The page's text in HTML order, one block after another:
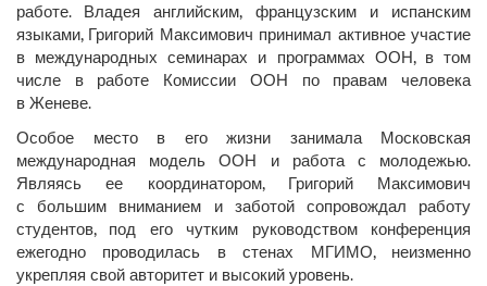
работе. Владея английским, французским и испанским
языками, Григорий Максимович принимал активное участие
в международных семинарах и программах ООН, в том
числе в работе Комиссии ООН по правам человека
в Женеве.
Особое место в его жизни занимала Московская
международная модель ООН и работа с молодежью.
Являясь ее координатором, Григорий Максимович
с большим вниманием и заботой сопровождал работу
студентов, под его чутким руководством конференция
ежегодно проводилась в стенах МГИМО, неизменно
укрепляя свой авторитет и высокий уровень.